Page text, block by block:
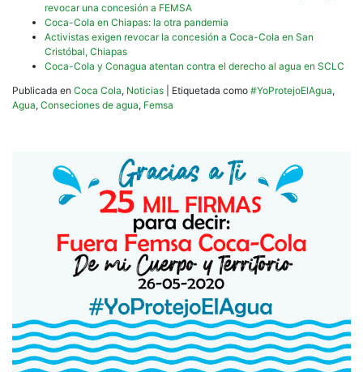
revocar una concesión a FEMSA
Coca-Cola en Chiapas: la otra pandemia
Activistas exigen revocar la concesión a Coca-Cola en San
Cristóbal, Chiapas
Coca-Cola y Conagua atentan contra el derecho al agua en SCLC
Publicada en Coca Cola, Noticias Etiquetada como #YoProtejoElAgua,
Agua, Conseciones de agua, Femsa